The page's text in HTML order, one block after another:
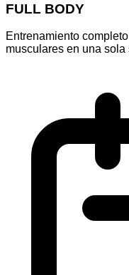
FULL BODY
Entrenamiento
musculares en una sola